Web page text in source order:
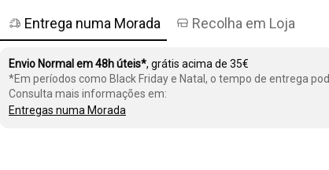
Entrega numa Morada Recolha em Loja
Envio Normal em 48h úteis*, grátis acima de 35€
*Em períodos como Black Friday e Natal, o tempo de entrega
Consulta mais informações em:
Entregas numa Morada